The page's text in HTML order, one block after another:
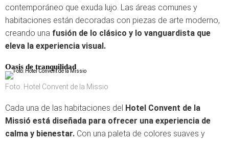
contemporáneo que exuda lujo. Las áreas comunes y
habitaciones están decoradas con piezas de arte moderno,
creando una fusión de lo clásico y lo vanguardista que
eleva la experiencia visual.
Oasis de tranquilidad
Foto: Hotel Convent de la Missio
Cada una de las habitaciones del Hotel Convent de la
Missió está diseñada para ofrecer una experiencia de
calma y bienestar. Con una paleta de colores suaves y